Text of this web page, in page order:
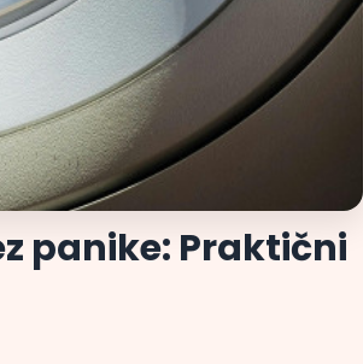
panike: Praktični